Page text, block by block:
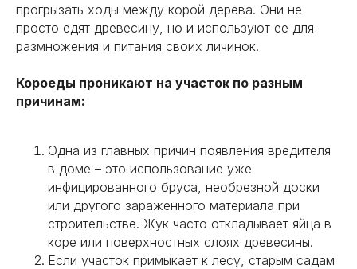
прогрызать ходы между корой дерева. Они не
просто едят древесину, но и используют ее для
размножения и питания своих личинок.
Короеды проникают на участок по разным
причинам:
Одна из главных причин появления вредителя
в доме – это использование уже
инфицированного бруса, необрезной доски
или другого зараженного материала при
строительстве. Жук часто откладывает яйца в
коре или поверхностных слоях древесины.
Если участок примыкает к лесу, старым садам
Получить скидку Получить скидку